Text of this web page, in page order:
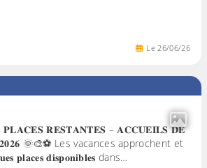
Le26/06/26
𝐏𝐋𝐀𝐂𝐄𝐒 𝐑𝐄𝐒𝐓𝐀𝐍𝐓𝐄𝐒 – 𝐀𝐂𝐂𝐔𝐄𝐈𝐋𝐒 𝐃𝐄
🌞🎨⚽ Les vacances approchent et
𝐩𝐥𝐚𝐜𝐞𝐬 𝐝𝐢𝐬𝐩𝐨𝐧𝐢𝐛𝐥𝐞𝐬 dans…